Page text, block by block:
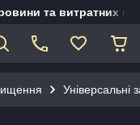
та витратних